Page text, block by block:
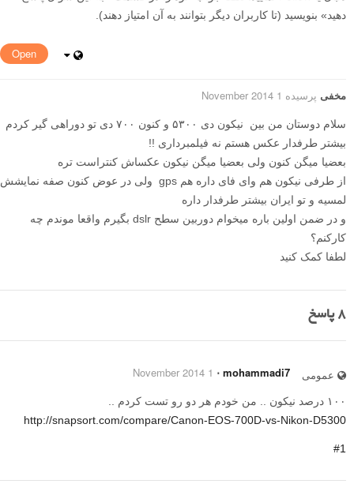
دهید» بنویسید (تا کاربران دیگر بتوانند به آن امتیاز دهند).
Open
مخفی پرسیده 1 November 2014
سلام دوستان من بین نیکون دی ۵۳۰۰ و کنون ۷۰۰ دی تو دوراهی گیر کردم
بیشتر طرفدار عکس هستم نه فیلمبرداری !!
بعضیا میگن کنون ولی بعضیا میگن نیکون عکساش کنتراست تره
از طرفی نیکون هم وای فای داره هم gps ولی در عوض کنون صفه نمایشش
لمسیه و تو ایران بیشتر طرفدار داره
و در ضمن اولین باره میخوام دوربین سطح dslr بگیرم واقعا موندم چه
کارکنم؟
لطفا کمک کنید
8 پاسخ
عمومی mohammadi7
⋅
1 November 2014
۱۰۰ درصد نیکون .. من خودم هر دو رو تست کردم ..
http://snapsort.com/compare/Canon-EOS-700D-vs-Nikon-D5300
#1